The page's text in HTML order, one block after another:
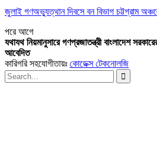
জুলাই গণঅভ্যুত্থান দিবসে বন বিভাগ চট্টগ্রাম
পরেআগে
যথাযথ নিয়মানুসারে গণপ্রজাতন্ত্রী বাংলাদেশ
আবেদিত
কারিগরি সহযোগীতায়ঃ কোডেক্স টেকনোলজি